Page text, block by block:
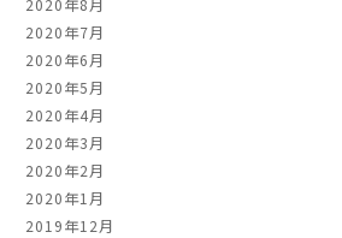
2020年7月
2020年6月
2020年5月
2020年4月
2020年3月
2020年2月
2020年1月
2019年12月